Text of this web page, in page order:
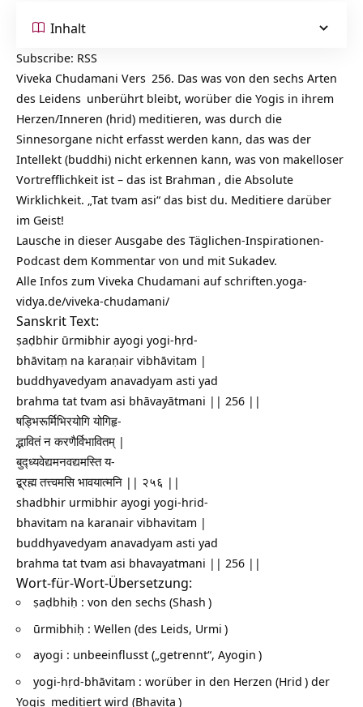
Inhalt
Subscribe: RSS
Viveka Chudamani Vers 256. Das was von den sechs Arten
des Leidens unberührt bleibt, worüber die Yogis in ihrem
Herzen/Inneren (hrid) meditieren, was durch die
Sinnesorgane nicht erfasst werden kann, das was der
Intellekt (buddhi) nicht erkennen kann, was von makelloser
Vortrefflichkeit ist – das ist Brahman , die Absolute
Wirklichkeit. „Tat tvam asi“ das bist du. Meditiere darüber
im Geist!
Lausche in dieser Ausgabe des Täglichen-Inspirationen-
Podcast dem Kommentar von und mit Sukadev.
Alle Infos zum Viveka Chudamani aufschriften.yoga-
vidya.de/viveka-chudamani/
Sanskrit Text:
ṣaḍbhir ūrmibhir ayogi yogi-hṛd-
bhāvitaṃ na karaṇair vibhāvitam |
buddhyavedyam anavadyam asti yad
brahma tat tvam asi bhāvayātmani || 256 ||
षड्भिरूर्मिभिरयोगि योगिहृ-
द्भावितं न करणैर्विभावितम् |
बुद्ध्यवेद्यमनवद्यमस्ति य-
द्ब्रह्म तत्त्वमसि भावयात्मनि || २५६ ||
shadbhir urmibhir ayogi yogi-hrid-
bhavitam na karanair vibhavitam |
buddhyavedyam anavadyam asti yad
brahma tat tvam asi bhavayatmani || 256 ||
Wort-für-Wort-Übersetzung:
ṣaḍbhiḥ : von den sechs (Shash )
ūrmibhiḥ : Wellen (des Leids, Urmi )
ayogi : unbeeinflusst („getrennt“, Ayogin )
yogi-hṛd-bhāvitam : worüber in den Herzen (Hrid ) der
Yogis meditiert wird (Bhavita )